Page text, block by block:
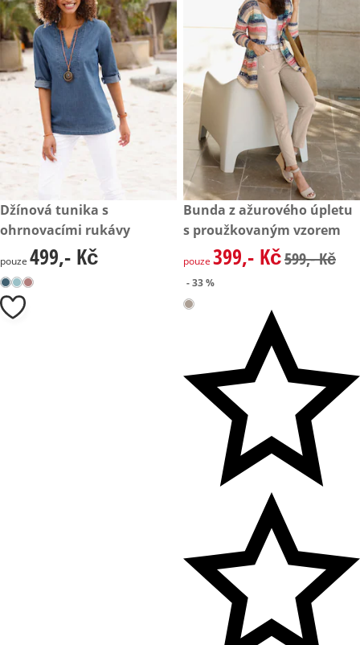
499,- Kč
Džínová tunika s
ohrnovacími rukávy
499,- Kč
pouze 499,- Kč
zlevněná cena: 399,- Kč,
- 33 %
Bunda z ažurového úpletu
s proužkovaným vzorem
zlevněná cena: 399,- Kč,
pouze 399,- Kč599,- Kč
- 33 %